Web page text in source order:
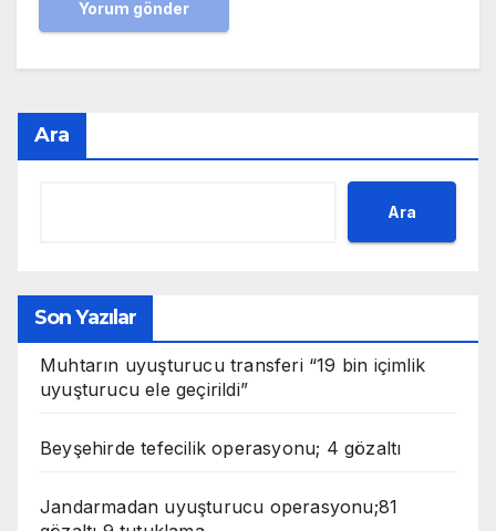
Ara
Ara
Son Yazılar
Muhtarın uyuşturucu transferi “19 bin içimlik
uyuşturucu ele geçirildi”
Beyşehirde tefecilik operasyonu; 4 gözaltı
Jandarmadan uyuşturucu operasyonu;81